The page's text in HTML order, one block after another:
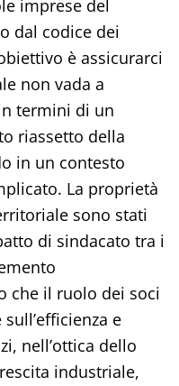
imprese del
dal codice dei
è assicurarci
non vada a
termini di un
riassetto della
in un contesto
La proprietà
sono stati
di sindacato tra i
che il ruolo dei soci
e
nell’ottica dello
industriale,